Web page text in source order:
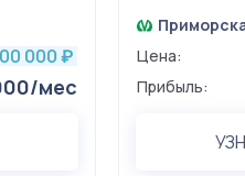
000 ₽
мес
Цена:
Прибыль: